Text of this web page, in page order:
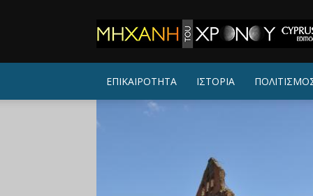
ΤΟΥ
ΧΡΟΝΟΥ
ΕΠΙΚΑΙΡΟΤΗΤΑ ΙΣΤΟΡΙΑ